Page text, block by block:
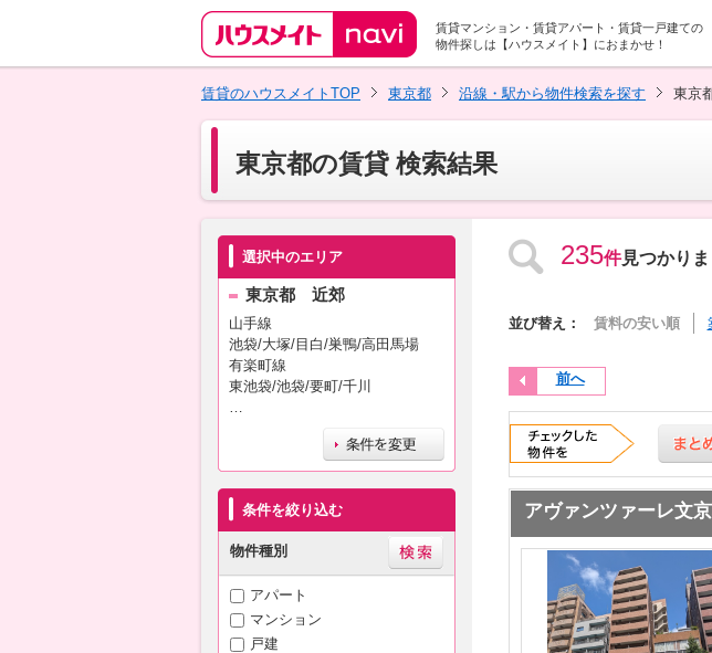
賃貸マンション・賃貸アパート・賃貸一戸建ての
物件探しは【ハウスメイト】におまかせ！
賃貸のハウスメイトTOP
東京都 沿線・駅から物件検索を探す 東京
東京都の賃貸 検索結果
選択中のエリア
東京都 近郊
山手線
池袋/大塚/目白/巣鴨/高田馬場
有楽町線
東池袋/池袋/要町/千川
…
条件を絞り込む
物件種別
アパート
マンション
戸建
235件見つかり
並び替え： 賃料の安い順
前へ
アヴァンツァーレ文